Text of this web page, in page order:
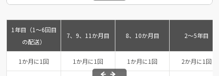
1年目（1～6回目
の配送）
7、9、11か月目 8、10か月目 2～5年目
1か月に1回 1か月に1回 1か月に1回 2か月に1回